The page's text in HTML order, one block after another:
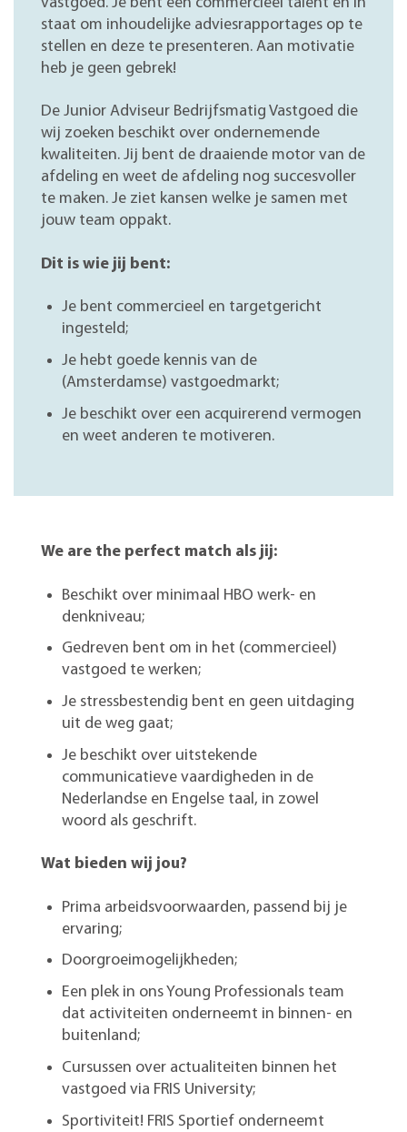
staat om inhoudelijke adviesrapportages op te
stellen en deze te presenteren. Aan motivatie
heb je geen gebrek!
De Junior Adviseur Bedrijfsmatig Vastgoed die
wij zoeken beschikt over ondernemende
kwaliteiten. Jij bent de draaiende motor van de
afdeling en weet de afdeling nog succesvoller
te maken. Je ziet kansen welke je samen met
jouw team oppakt.
Dit is wie jij bent:
Je bent commercieel en targetgericht
ingesteld;
Je hebt goede kennis van de
(Amsterdamse) vastgoedmarkt;
Je beschikt over een acquirerend vermogen
en weet anderen te motiveren.
We are the perfect match als jij:
Beschikt over minimaal HBO werk- en
denkniveau;
Gedreven bent om in het (commercieel)
vastgoed te werken;
Je stressbestendig bent en geen uitdaging
uit de weg gaat;
Je beschikt over uitstekende
communicatieve vaardigheden in de
Nederlandse en Engelse taal, in zowel
woord als geschrift.
Wat bieden wij jou?
Prima arbeidsvoorwaarden, passend bij je
ervaring;
Doorgroeimogelijkheden;
Een plek in ons Young Professionals team
dat activiteiten onderneemt in binnen- en
buitenland;
Cursussen over actualiteiten binnen het
vastgoed via FRIS University;
Sportiviteit! FRIS Sportief onderneemt